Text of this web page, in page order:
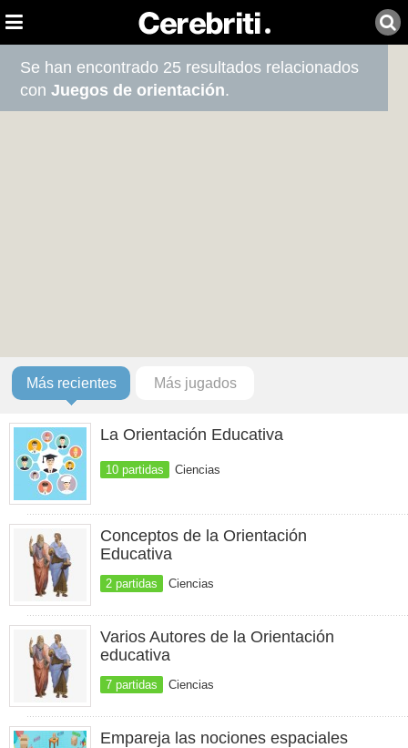
Se han encontrado 25 resultados relacionados
conJuegos de orientación.
Más recientes Más jugados
La Orientación Educativa
10 partidas Ciencias
Conceptos de la Orientación
Educativa
2 partidas Ciencias
Varios Autores de la Orientación
educativa
7 partidas Ciencias
Empareja las nociones espaciales